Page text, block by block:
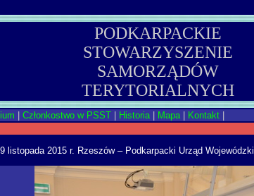
PODKARPACKIE
STOWARZYSZENIE
SAMORZĄDÓW
TERYTORIALNYCH
Członkostwo w PSST Historia| Mapa| Kontakt
listopada 2015 r. Rzeszów – Podkarpacki Urząd Wojewódzki